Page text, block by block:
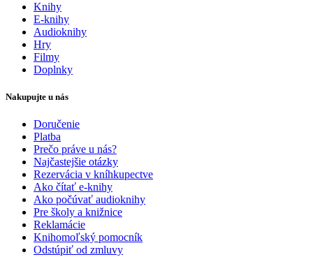
Knihy
E-knihy
Audioknihy
Hry
Filmy
Doplnky
Nakupujte u nás
Doručenie
Platba
Prečo práve u nás?
Najčastejšie otázky
Rezervácia v kníhkupectve
Ako čítať e-knihy
Ako počúvať audioknihy
Pre školy a knižnice
Reklamácie
Knihomoľský pomocník
Odstúpiť od zmluvy